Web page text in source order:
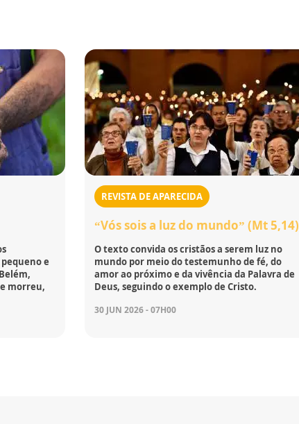
e
morreu,
REVISTA DE APARECIDA
“Vós sois a luz do mundo” (Mt 5,14)
O texto convida os cristãos a serem luz no
mundo por meio do testemunho de fé, do
amor ao próximo e da vivência da Palavra de
Deus, seguindo o exemplo de Cristo.
30 JUN 2026 - 07H00